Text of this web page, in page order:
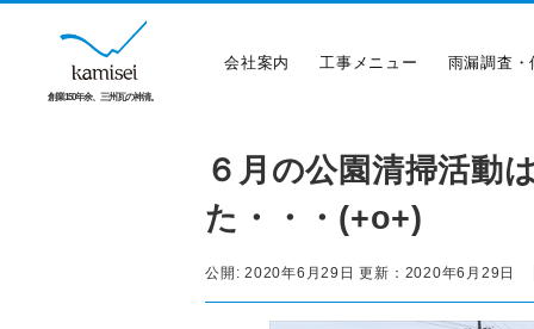
創業150年余、三州瓦の神清。
会社案内 工事メニュー 雨漏調査・
６月の公園清掃活動
た・・・(+o+)
公開: 2020年6月29日 更新： 2020年6月29日